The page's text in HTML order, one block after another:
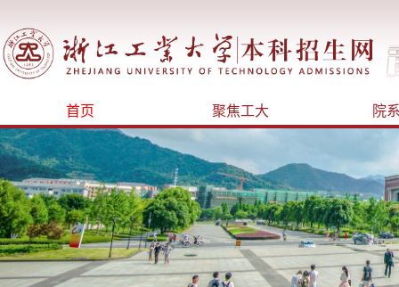
首页 聚焦工大 院